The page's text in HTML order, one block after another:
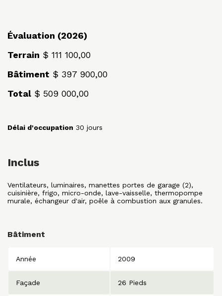
Évaluation (2026)
Terrain $ 111 100,00
Bâtiment $ 397 900,00
Total $ 509 000,00
Délai d'occupation 30 jours
Inclus
Ventilateurs, luminaires, manettes portes de garage (2),
cuisinière, frigo, micro-onde, lave-vaisselle, thermopompe
murale, échangeur d'air, poêle à combustion aux granules.
Bâtiment
Année 2009
Façade 26 Pieds